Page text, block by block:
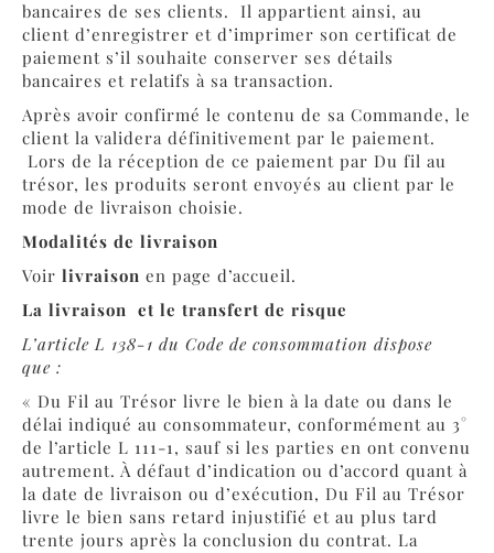
bancaires de ses clients. Il appartient ainsi, au
client d’enregistrer et d’imprimer son certificat de
paiement s’il souhaite conserver ses détails
bancaires et relatifs à sa transaction.
Après avoir confirmé le contenu de sa Commande, le
client la validera définitivement par le paiement.
Lors de la réception de ce paiement par Du fil au
trésor, les produits seront envoyés au client par le
mode de livraison choisie.
Modalités de livraison
Voir livraison en page d’accueil.
La livraison et le transfert de risque
L’article L 138-1 du Code de consommation dispose
que :
« Du Fil au Trésor livre le bien à la date ou dans le
délai indiqué au consommateur, conformément au 3°
de l’article L 111-1, sauf si les parties en ont convenu
autrement. À défaut d’indication ou d’accord quant à
la date de livraison ou d’exécution, Du Fil au Trésor
livre le bien sans retard injustifié et au plus tard
trente jours après la conclusion du contrat. La